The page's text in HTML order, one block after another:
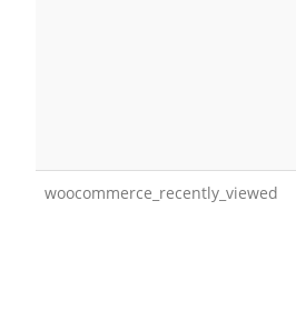
woocommerce_recently_viewed